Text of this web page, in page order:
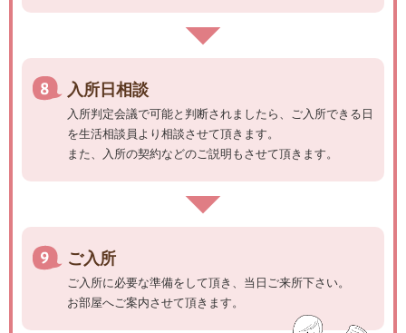
入所日相談
入所判定会議で可能と判断されましたら、ご入所できる日
を生活相談員より相談させて頂きます。
また、入所の契約などのご説明もさせて頂きます。
ご入所
ご入所に必要な準備をして頂き、当日ご来所下さい。
お部屋へご案内させて頂きます。